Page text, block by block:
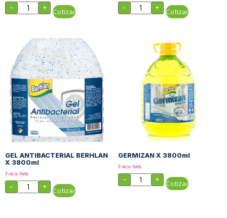
- + Cotizar - + Cotizar
GEL ANTIBACTERIAL BERHLAN
X 3800ml
Precio Neto
- + Cotizar
GERMIZAN X 3800ml
Precio Neto
- + Cotizar